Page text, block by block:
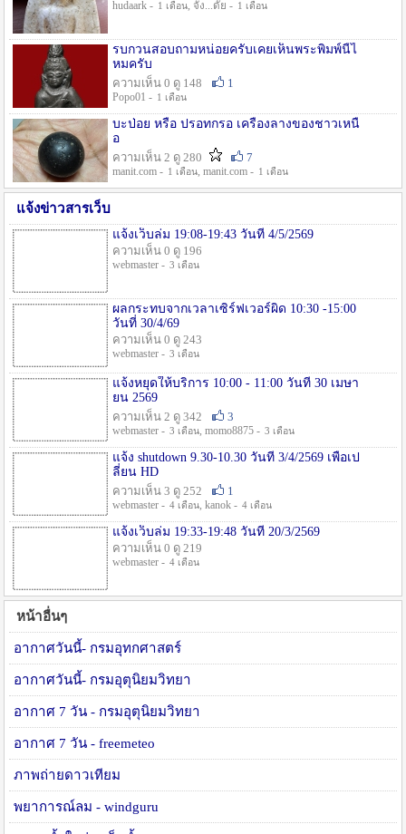
hudaark - 1 เดือน, จัง...ดั๊ย - 1 เดือน
รบกวนสอบถามหน่อยครับเคยเห็นพระพิมพ์นี้ไ
หมครับ
ความเห็น 0 ดู 148
1
Popo01 - 1 เดือน
บะป่อย หรือ ปรอทกรอ เครื่องลางของชาวเหนื
อ
ความเห็น 2 ดู 280
7
manit.com - 1 เดือน, manit.com - 1 เดือน
แจ้งข่าวสารเว็บ
แจ้งเว็บล่ม 19:08-19:43 วันที่ 4/5/2569
ความเห็น 0 ดู 196
webmaster - 3 เดือน
ผลกระทบจากเวลาเซิร์ฟเวอร์ผิด 10:30 -15:00
วันที่ 30/4/69
ความเห็น 0 ดู 243
webmaster - 3 เดือน
แจ้งหยุดให้บริการ 10:00 - 11:00 วันที่ 30 เมษา
ยน 2569
ความเห็น 2 ดู 342
3
webmaster - 3 เดือน, momo8875 - 3 เดือน
แจ้ง shutdown 9.30-10.30 วันที่ 3/4/2569 เพื่อเป
ลี่ยน HD
ความเห็น 3 ดู 252
1
webmaster - 4 เดือน, kanok - 4 เดือน
แจ้งเว็บล่ม 19:33-19:48 วันที่ 20/3/2569
ความเห็น 0 ดู 219
webmaster - 4 เดือน
หน้าอื่นๆ
อากาศวันนี้- กรมอุทกศาสตร์
อากาศวันนี้- กรมอุตุนิยมวิทยา
อากาศ 7 วัน - กรมอุตุนิยมวิทยา
อากาศ 7 วัน - freemeteo
ภาพถ่ายดาวเทียม
พยาการณ์ลม - windguru